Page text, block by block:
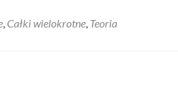
, Całki wielokrotne, Teoria